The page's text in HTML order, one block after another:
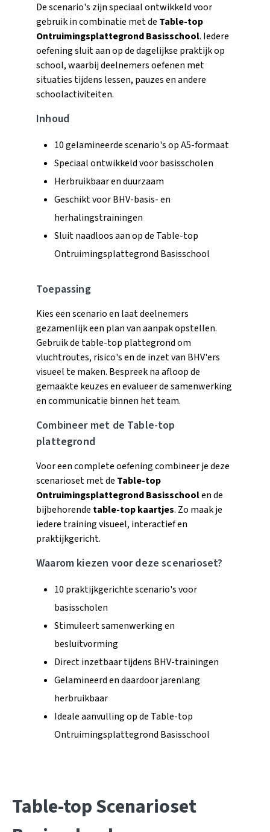
De scenario's zijn speciaal ontwikkeld voor
gebruik in combinatie met de Table-top
Ontruimingsplattegrond Basisschool. Iedere
oefening sluit aan op de dagelijkse praktijk op
school, waarbij deelnemers oefenen met
situaties tijdens lessen, pauzes en andere
schoolactiviteiten.
Inhoud
10 gelamineerde scenario's op A5-formaat
Speciaal ontwikkeld voor basisscholen
Herbruikbaar en duurzaam
Geschikt voor BHV-basis- en
herhalingstrainingen
Sluit naadloos aan op de Table-top
Ontruimingsplattegrond Basisschool
Toepassing
Kies een scenario en laat deelnemers
gezamenlijk een plan van aanpak opstellen.
Gebruik de table-top plattegrond om
vluchtroutes, risico's en de inzet van BHV'ers
visueel te maken. Bespreek na afloop de
gemaakte keuzes en evalueer de samenwerking
en communicatie binnen het team.
Combineer met de Table-top
plattegrond
Voor een complete oefening combineer je deze
scenarioset met de Table-top
Ontruimingsplattegrond Basisschoolen de
bijbehorende table-top kaartjes. Zo maak je
iedere training visueel, interactief en
praktijkgericht.
Waarom kiezen voor deze scenarioset?
10 praktijkgerichte scenario's voor
basisscholen
Stimuleert samenwerking en
besluitvorming
Direct inzetbaar tijdens BHV-trainingen
Gelamineerd en daardoor jarenlang
herbruikbaar
Ideale aanvulling op de Table-top
Ontruimingsplattegrond Basisschool
Table-top Scenarioset